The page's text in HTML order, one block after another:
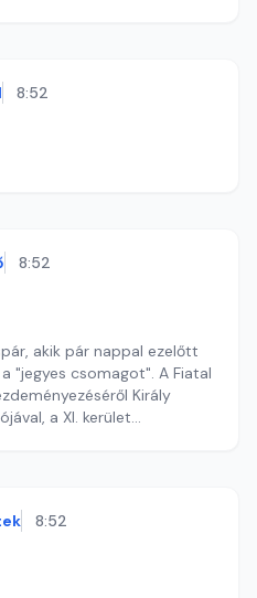
8:52
8:52
akik pár nappal ezelőtt
"jegyes csomagot". A Fiatal
Király
kerület
8:52